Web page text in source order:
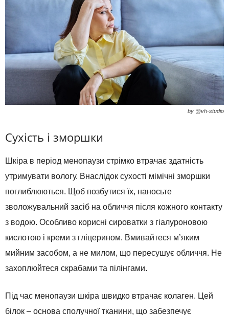
by @vh-studio
Сухість і зморшки
Шкіра в період менопаузи стрімко втрачає здатність
утримувати вологу. Внаслідок сухості мімічні зморшки
поглиблюються. Щоб позбутися їх, наносьте
зволожувальний засіб на обличчя після кожного контакту
з водою. Особливо корисні сироватки з гіалуроновою
кислотою і креми з гліцерином. Вмивайтеся м’яким
мийним засобом, а не милом, що пересушує обличчя. Не
захоплюйтеся скрабами та пілінгами.
Під час менопаузи шкіра швидко втрачає колаген. Цей
білок – основа сполучної тканини, що забезпечує